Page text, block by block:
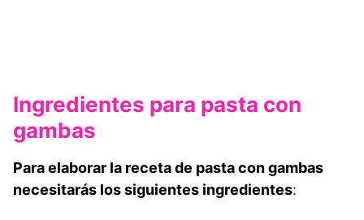
Ingredientes para pasta con
gambas
Para elaborar la receta de pasta con gambas
necesitarás los siguientes ingredientes: